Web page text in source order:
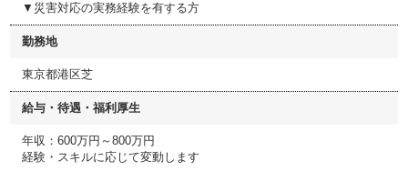
▼災害対応の実務経験を有する方
勤務地
東京都港区芝
給与・待遇・福利厚生
年収：600万円～800万円
経験・スキルに応じて変動します